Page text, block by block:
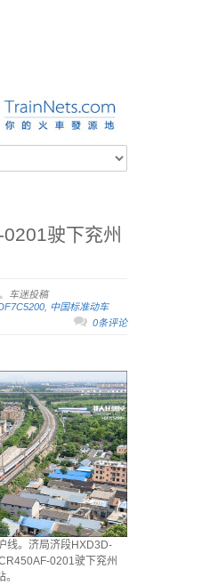
驶下兖州
车迷投稿
, 中国标准动车
0条评论
线。济局济段HXD3D-
0201驶下兖州